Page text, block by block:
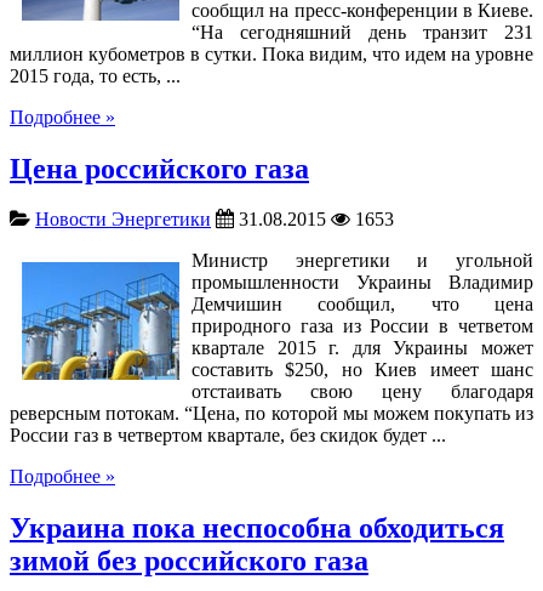
сообщил на пресс-конференции в Киеве.
“На сегодняшний день транзит 231
миллион кубометров в сутки. Пока видим, что идем на уровне
2015 года, то есть, ...
Подробнее »
Цена российского газа
Новости Энергетики 31.08.2015
1653
Министр энергетики и угольной
промышленности Украины Владимир
Демчишин сообщил, что цена
природного газа из России в четветом
квартале 2015 г. для Украины может
составить $250, но Киев имеет шанс
отстаивать свою цену благодаря
реверсным потокам. “Цена, по которой мы можем покупать из
России газ в четвертом квартале, без скидок будет ...
Подробнее »
Украина пока неспособна обходиться
зимой без российского газа